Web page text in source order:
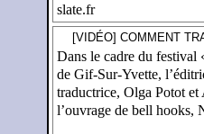
slate.fr
[VIDÉO] COMMENT
Dans le cadre du
de Gif-Sur-Yvette,
traductrice, Olga Potot et
l’ouvrage de bell